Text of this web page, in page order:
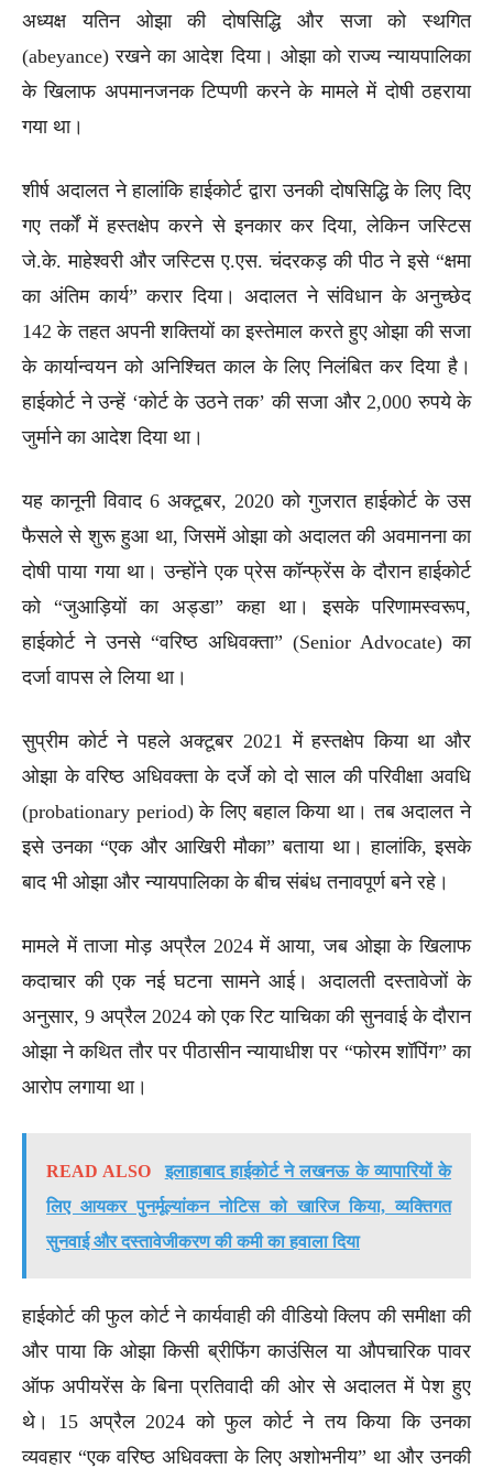
अध्यक्ष यतिन ओझा की दोषसिद्धि और सजा को स्थगित
(abeyance) रखने का आदेश दिया। ओझा को राज्य न्यायपालिका
के खिलाफ अपमानजनक टिप्पणी करने के मामले में दोषी ठहराया
गया था।
शीर्ष अदालत ने हालांकि हाईकोर्ट द्वारा उनकी दोषसिद्धि के लिए दिए
गए तर्कों में हस्तक्षेप करने से इनकार कर दिया, लेकिन जस्टिस
जे.के. माहेश्वरी और जस्टिस ए.एस. चंदरकड़ की पीठ ने इसे “क्षमा
का अंतिम कार्य” करार दिया। अदालत ने संविधान के अनुच्छेद
142 के तहत अपनी शक्तियों का इस्तेमाल करते हुए ओझा की सजा
के कार्यान्वयन को अनिश्चित काल के लिए निलंबित कर दिया है।
हाईकोर्ट ने उन्हें ‘कोर्ट के उठने तक’ की सजा और 2,000 रुपये के
जुर्माने का आदेश दिया था।
यह कानूनी विवाद 6 अक्टूबर, 2020 को गुजरात हाईकोर्ट के उस
फैसले से शुरू हुआ था, जिसमें ओझा को अदालत की अवमानना का
दोषी पाया गया था। उन्होंने एक प्रेस कॉन्फ्रेंस के दौरान हाईकोर्ट
को “जुआड़ियों का अड्डा” कहा था। इसके परिणामस्वरूप,
हाईकोर्ट ने उनसे “वरिष्ठ अधिवक्ता” (Senior Advocate) का
दर्जा वापस ले लिया था।
सुप्रीम कोर्ट ने पहले अक्टूबर 2021 में हस्तक्षेप किया था और
ओझा के वरिष्ठ अधिवक्ता के दर्जे को दो साल की परिवीक्षा अवधि
(probationary period) के लिए बहाल किया था। तब अदालत ने
इसे उनका “एक और आखिरी मौका” बताया था। हालांकि, इसके
बाद भी ओझा और न्यायपालिका के बीच संबंध तनावपूर्ण बने रहे।
मामले में ताजा मोड़ अप्रैल 2024 में आया, जब ओझा के खिलाफ
कदाचार की एक नई घटना सामने आई। अदालती दस्तावेजों के
अनुसार, 9 अप्रैल 2024 को एक रिट याचिका की सुनवाई के दौरान
ओझा ने कथित तौर पर पीठासीन न्यायाधीश पर “फोरम शॉपिंग” का
आरोप लगाया था।
READ ALSO
इलाहाबाद हाईकोर्ट ने लखनऊ के व्यापारियों के
लिए आयकर पुनर्मूल्यांकन नोटिस को खारिज किया, व्यक्तिगत
सुनवाई और दस्तावेजीकरण की कमी का हवाला दिया
हाईकोर्ट की फुल कोर्ट ने कार्यवाही की वीडियो क्लिप की समीक्षा की
और पाया कि ओझा किसी ब्रीफिंग काउंसिल या औपचारिक पावर
ऑफ अपीयरेंस के बिना प्रतिवादी की ओर से अदालत में पेश हुए
थे। 15 अप्रैल 2024 को फुल कोर्ट ने तय किया कि उनका
व्यवहार “एक वरिष्ठ अधिवक्ता के लिए अशोभनीय” था और उनकी